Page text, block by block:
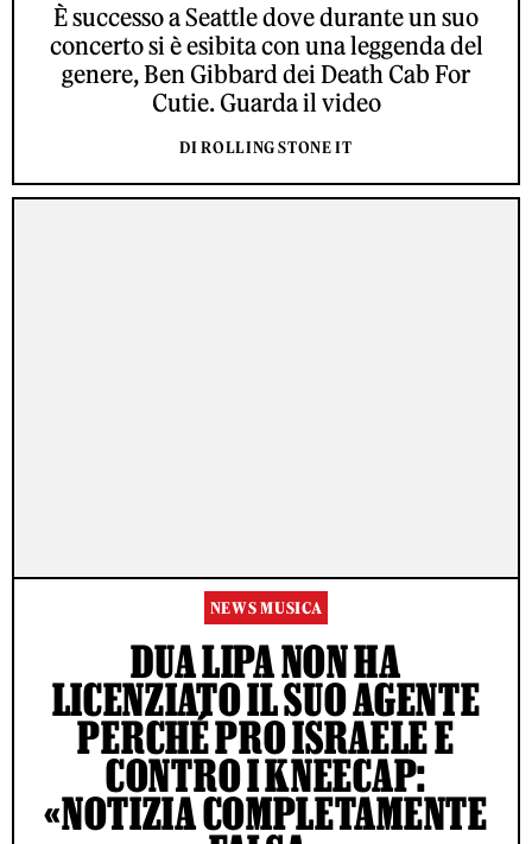
È successo a Seattle dove durante un suo
concerto si è esibita con una leggenda del
genere, Ben Gibbard dei Death Cab For
Cutie. Guarda il video
DI ROLLING STONE IT
NEWS MUSICA
DUA LIPA NON HA
LICENZIATO IL SUO AGENTE
PERCHÉ PRO ISRAELE E
CONTRO I KNEECAP:
«NOTIZIA COMPLETAMENTE